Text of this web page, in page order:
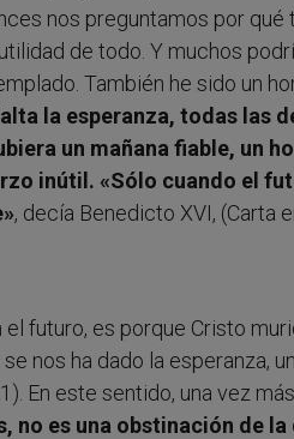
nos preguntamos por
de todo. Y muchos
También he sido un
la esperanza, todas las
un mañana fiable, un
inútil. «Sólo cuando el
, decía Benedicto XVI, (Carta
futuro, es porque Cristo
nos ha dado la esperanza,
En este sentido, una vez
no es una obstinación de